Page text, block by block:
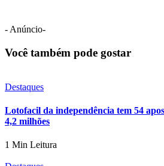
- Anúncio-
Você também pode gostar
Destaques
Lotofacil da independência tem 54
4,2 milhões
1 Min Leitura